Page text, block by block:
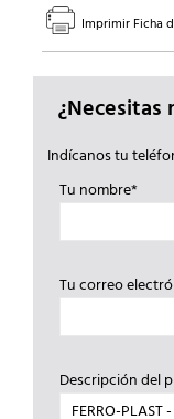
Imprimir Ficha
¿Necesitas
Indícanos tu
Tu nombre*
Tu correo
Descripción del